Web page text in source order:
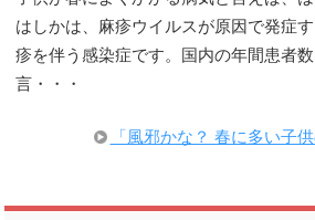
はしかは、麻疹ウイルスが原因で発症
疹を伴う感染症です。国内の年間患者
言・・・
「風邪かな？ 春に多い子